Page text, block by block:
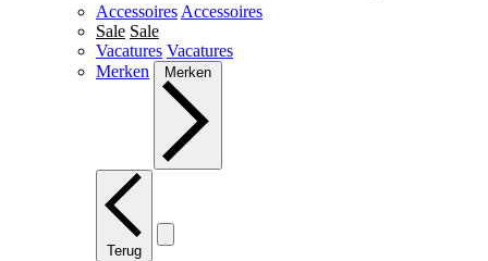
Accessoires Accessoires
Sale Sale
Vacatures Vacatures
Merken
Merken
Terug